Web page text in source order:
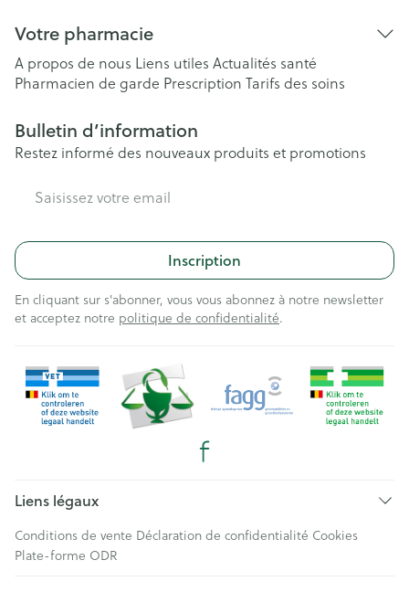
Votre pharmacie
A propos de nous Liens utiles Actualités santé
Pharmacien de garde Prescription Tarifs des soins
Bulletin d’information
Restez informé des nouveaux produits et promotions
Inscription
En cliquant sur s'abonner, vous vous abonnez à notre newsletter
et acceptez notre politique de confidentialité.
Liens légaux
Conditions de vente Déclaration de confidentialité Cookies
Plate-forme ODR